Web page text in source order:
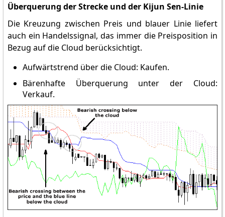
Überquerung der Strecke und der Kijun Sen-Linie
Die Kreuzung zwischen Preis und blauer Linie liefert
auch ein Handelssignal, das immer die Preisposition in
Bezug auf die Cloud berücksichtigt.
Aufwärtstrend über die Cloud: Kaufen.
Bärenhafte Überquerung unter der Cloud:
Verkauf.